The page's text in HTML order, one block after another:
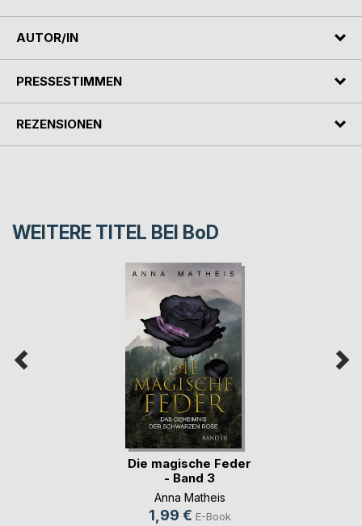
AUTOR/IN
PRESSESTIMMEN
REZENSIONEN
WEITERE TITEL BEI BoD
Die magische Feder
- Band 3
Anna Matheis
1,99 € E-Book